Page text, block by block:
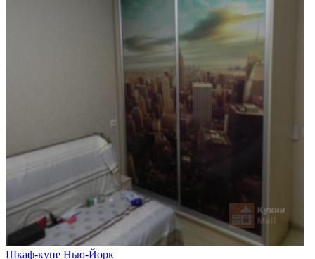
Шкаф-купе Нью-Йорк